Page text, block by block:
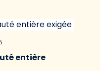
entière